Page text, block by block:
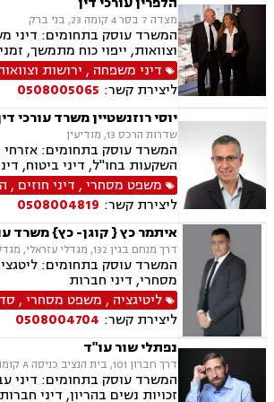
מצדה 7 בסר 4 קומה 23, בני ברק
המשרד עוסק בתחומים: דיני
וצוואות, ייפוי כוח מתמשך,
דורית, חלוקת רכוש, הורות חד
במשפחה, מיזוגים ורכישות,
משפט מסחרי, ניכור הורי,
ידועים בציבור, אבהות, חטיפת
סכסוך בין בעלי מניות
דיני משפחה , ירושות
ליצירת קשר: 0508005065
יוסי רוזנשטיין משרד עורכי
שדרות הרכס 13, מודיעין
המשרד עוסק בתחומים: אזרחי
השקעות בחו"ל, דיני ביטוח,
ובניה, ליקויי בניה, מושבים
קבוצות רכישה, עסקאות מכר
מושכר, הפקעת קרקעות,
ומשקים במושבים, רשות
הריסה, דיני חברות, ליווי
38, פשיטת רגל, תביעות ייצוגיות
משפט מסחרי, דיני חוזים ,
ליצירת קשר: 0508004819
איתמר כץ { קוגן- כץ} משרד
דרך מנחם בגין 132, מגדלי עזראלי, מגדל עגול, קומה 17, תל-אביב
המשרד עוסק בתחומים:
מסחרי, דיני חברות
ליטיגציה , משפט מסחרי,
ליצירת קשר: 0508004704
נפתלי שור עו"ד
דרך חברון 101, בית הנציב כניסה A קומה 2, ירושלים
המשרד עוסק בתחומים: דיני
זכויות נשים בהריון, דיני